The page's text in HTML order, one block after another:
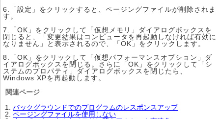
6.「設定」をクリックすると、ページングファイルが削除されま
す。
7.「OK」をクリックして「仮想メモリ」ダイアログボックスを
閉じると、「変更結果はコンピュータを再起動しなければ有効に
なりません」と表示されるので、「OK」をクリックします。
8.「OK」をクリックして「仮想パフォーマンスオプション」ダ
イアログボックスを閉じる。さらに「OK」をクリックして「シ
ステムのプロパティ」ダイアログボックスを閉じたら、
Windows XPを再起動します。
関連ページ
バックグラウンドでのプログラムのレスポンスアップ
ページングファイルを使用しない